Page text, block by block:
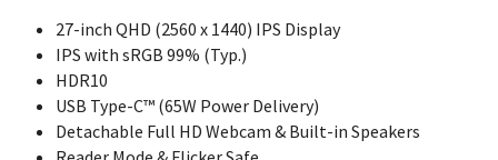
27-inch QHD (2560 x 1440) IPS Display
IPS with sRGB 99% (Typ.)
HDR10
USB Type-C™ (65W Power Delivery)
Detachable Full HD Webcam & Built-in Speakers